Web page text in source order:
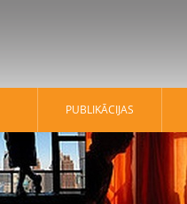
PUBLIKĀCIJAS